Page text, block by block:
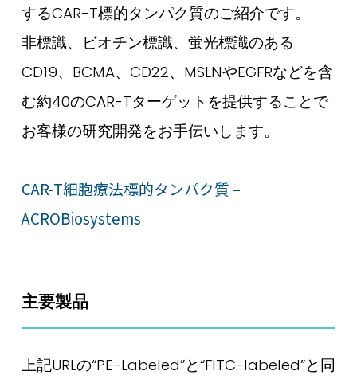
するCAR-T標的タンパク質のご紹介です。
非標識、ビオチン標識、蛍光標識のある
CD19、BCMA、CD22、MSLNやEGFRなどを含
む約40のCAR-Tターゲットを提供することで
お客様の研究開発をお手伝いします。
CAR-T細胞療法標的タンパク質 –
ACROBiosystems
主要製品
上記URLの“PE-Labeled”と“FITC-labeled”と同